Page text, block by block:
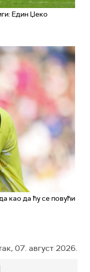
Един Џеко
као да ћу се повући
07. август 2026.